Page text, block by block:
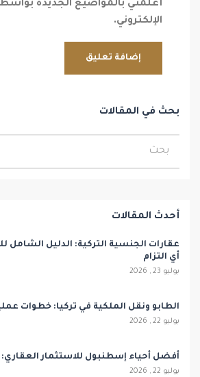
أعلمني بالمواضيع الجديدة
الإلكتروني.
بحث في المقالات
أحدث المقالات
عقارات الجنسية التركية: الدليل الشامل
أي التزام
يوليو 23 , 2026
الطابو ونقل الملكية في تركيا: خطوات
يوليو 22 , 2026
أفضل أحياء إسطنبول للاستثمار العقاري:
يوليو 22 , 2026